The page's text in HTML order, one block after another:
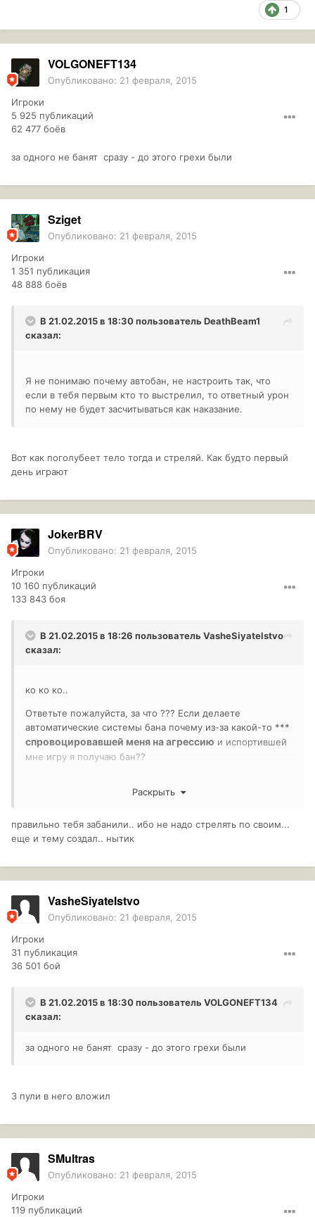
1
VOLGONEFT134
Опубликовано: 21 февраля, 2015
Игроки
5 925 публикаций
62 477 боёв
за одного не банят сразу - до этого грехи были
Sziget
Опубликовано: 21 февраля, 2015
Игроки
1 351 публикация
48 888 боёв
В 21.02.2015 в 18:30 пользователь DeathBeam1
сказал:
Я не понимаю почему автобан, не настроить так, что
если в тебя первым кто то выстрелил, то ответный урон
по нему не будет засчитываться как наказание.
Вот как поголубеет тело тогда и стреляй. Как будто первый
день играют
JokerBRV
Опубликовано: 21 февраля, 2015
Игроки
10 160 публикаций
133 843 боя
В 21.02.2015 в 18:26 пользователь VasheSiyatelstvo
сказал:
ко ко ко..
Ответьте пожалуйста, за что ??? Если делаете
автоматические системы бана почему из-за какой-то ***
спровоцировавшей меня на агрессию и испортившей
мне игру я получаю бан??
Раскрыть
правильно тебя забанили.. ибо не надо стрелять по своим...
еще и тему создал.. нытик
VasheSiyatelstvo
Опубликовано: 21 февраля, 2015
Игроки
31 публикация
36 501 бой
В 21.02.2015 в 18:30 пользователь VOLGONEFT134
сказал:
за одного не банят сразу - до этого грехи были
3 пули в него вложил
SMultras
Опубликовано: 21 февраля, 2015
Игроки
119 публикаций